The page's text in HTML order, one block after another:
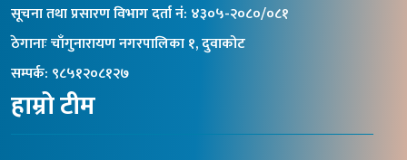
सूचना तथा प्रसारण विभाग दर्ता नंं: ४३०५-२०८०/०८१
ठेगानाः चाँगुनारायण नगरपालिका १, दुवाकोट
सम्पर्क: ९८५१२०८१२७
हाम्रो टीम